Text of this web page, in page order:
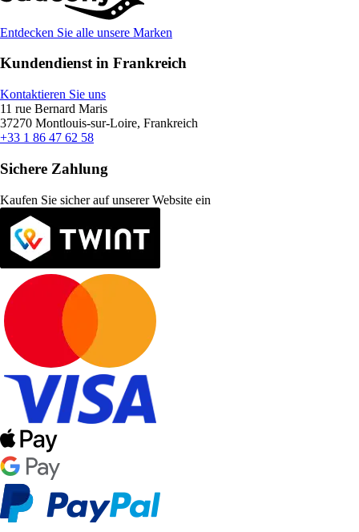
Entdecken Sie alle unsere Marken
Kundendienst in Frankreich
Kontaktieren Sie uns
11 rue Bernard Maris
37270 Montlouis-sur-Loire, Frankreich
+33 1 86 47 62 58
Sichere Zahlung
Kaufen Sie sicher auf unserer Website ein